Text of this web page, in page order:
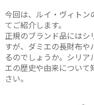
今回は、ルイ・ヴィトン
てご紹介します。
正規のブランド品にはシ
すが、ダミエの長財布や
るのでしょうか。シリア
エの歴史や由来について
さい。